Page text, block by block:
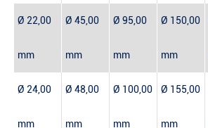
Ø 22,00
mm
Ø 45,00
mm
Ø 95,00
mm
Ø 150,00
mm
Ø 24,00
mm
Ø 48,00
mm
Ø 100,00
mm
Ø 155,00
mm